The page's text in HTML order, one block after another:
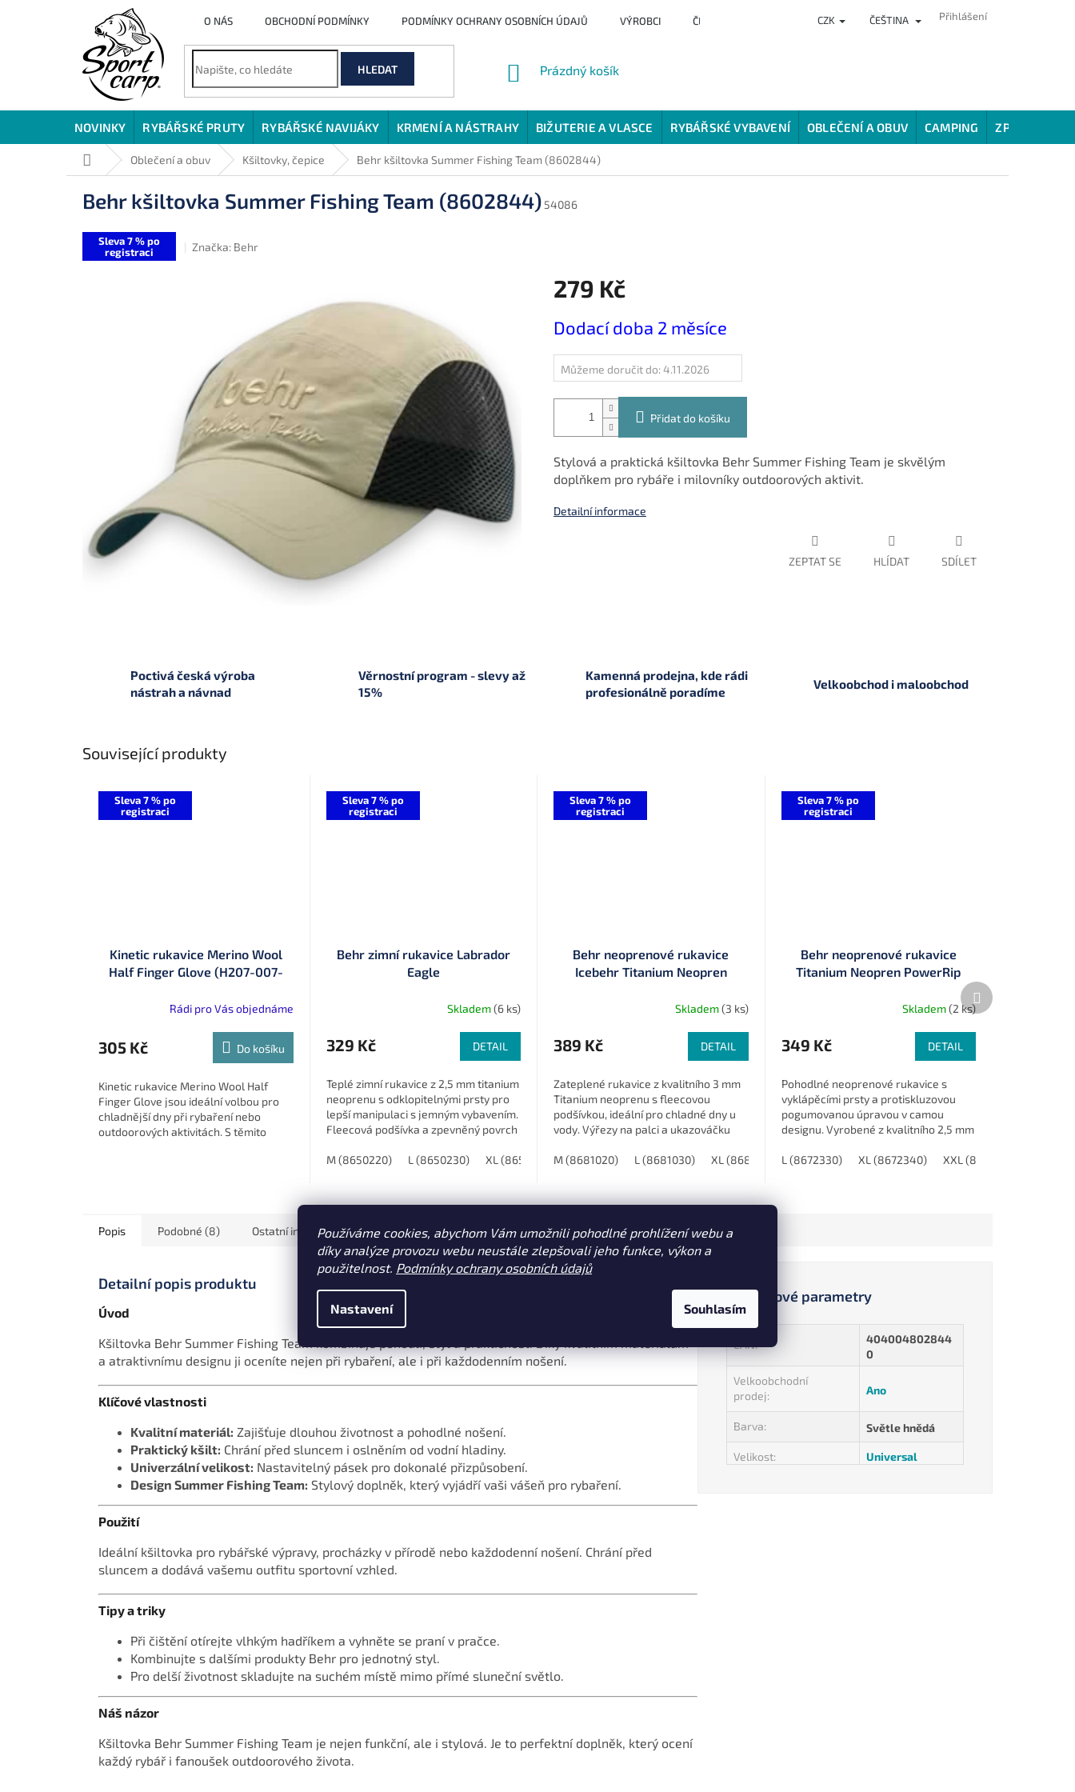
Používáme cookies, abychom Vám umožnili pohodlné prohlížení webu a
díky analýze provozu webu neustále zlepšovali jeho funkce, výkon a
použitelnost. Podmínky ochrany osobních údajů
Nastavení Souhlasím
O NÁS OBCHODNÍ PODMÍNKY PODMÍNKY OCHRANY OSOBNÍCH ÚDAJŮ VÝROBCI ČLÁNKY HODNOCENÍ OBCHODU VĚRNOSTNÍ
CZK ČEŠTINA Přihlášení
HLEDAT
NÁKUPNÍ
Prázdný košík
NOVINKY RYBÁŘSKÉ PRUTY RYBÁŘSKÉ NAVIJÁKY KRMENÍ A NÁSTRAHY BIŽUTERIE A VLASCE RYBÁŘSKÉ VYBAVENÍ OBLEČENÍ A OBUV CAMPING ZPŮSOBY
Domů Oblečení a obuv Kšiltovky, čepice Behr kšiltovka Summer Fishing Team (8602844)
Behr kšiltovka Summer Fishing Team (8602844)54086
Sleva 7 % po
registraci
Značka: Behr
279 Kč
cena:
Dodací doba 2 měsíce
Můžeme doručit do: 4.11.2026
Přidat do košíku
Stylová a praktická kšiltovka Behr Summer Fishing Team je skvělým
doplňkem pro rybáře i milovníky outdoorových aktivit.
Detailní informace
ZEPTAT SE HLÍDAT SDÍLET
Poctivá česká výroba
nástrah a návnad
Věrnostní program - slevy až
15%
Kamenná prodejna, kde rádi
profesionálně poradíme
Velkoobchod i maloobchod
Související produkty
Sleva 7 % po
registraci
Kinetic rukavice Merino Wool
Half Finger Glove (H207-007-
Rádi pro Vás objednáme
305 Kč Do košíku
Kinetic rukavice Merino Wool Half
Finger Glove jsou ideální volbou pro
chladnější dny při rybaření nebo
outdoorových aktivitách. S těmito
Sleva 7 % po
registraci
Behr zimní rukavice Labrador
Eagle
Skladem(6 ks)
329 Kč DETAIL
Teplé zimní rukavice z 2,5 mm titanium
neoprenu s odklopitelnými prsty pro
lepší manipulaci s jemným vybavením.
Fleecová podšívka a zpevněný povrch
M (8650220)
L (8650230) XL (8650240) XXL (8650250)
Sleva 7 % po
registraci
Behr neoprenové rukavice
Icebehr Titanium Neopren
Skladem(3 ks)
389 Kč DETAIL
Zateplené rukavice z kvalitního 3 mm
Titanium neoprenu s fleecovou
podšívkou, ideální pro chladné dny u
vody. Výřezy na palci a ukazováčku
M (8681020)
L (8681030) XL (8681040) XXL (8681050)
Sleva 7 % po
registraci
Behr neoprenové rukavice
Titanium Neopren PowerRip
Skladem(2 ks)
349 Kč DETAIL
Pohodlné neoprenové rukavice s
vyklápěcími prsty a protiskluzovou
pogumovanou úpravou v camou
designu. Vyrobené z kvalitního 2,5 mm
manipulaci.
L (8672330) XL (8672340) XXL (8672350)
Další
produkt
Popis Podobné (8) Ostatní informace
Detailní popis produktu
Úvod
Kšiltovka Behr Summer Fishing Team kombinuje pohodlí, styl a praktičnost. Díky kvalitním materiálům
a atraktivnímu designu ji oceníte nejen při rybaření, ale i při každodenním nošení.
Klíčové vlastnosti
Kvalitní materiál: Zajišťuje dlouhou životnost a pohodlné nošení.
Praktický kšilt: Chrání před sluncem i oslněním od vodní hladiny.
Univerzální velikost: Nastavitelný pásek pro dokonalé přizpůsobení.
Design Summer Fishing Team: Stylový doplněk, který vyjádří vaši vášeň pro rybaření.
Použití
Ideální kšiltovka pro rybářské výpravy, procházky v přírodě nebo každodenní nošení. Chrání před
sluncem a dodává vašemu outfitu sportovní vzhled.
Tipy a triky
Při čištění otírejte vlhkým hadříkem a vyhněte se praní v pračce.
Kombinujte s dalšími produkty Behr pro jednotný styl.
Pro delší životnost skladujte na suchém místě mimo přímé sluneční světlo.
Náš názor
Kšiltovka Behr Summer Fishing Team je nejen funkční, ale i stylová. Je to perfektní doplněk, který ocení
každý rybář i fanoušek outdoorového života.
Doplňkové parametry
EAN:
404004802844
0
Velkoobchodní
prodej: Ano
Barva: Světle hnědá
Velikost: Universal